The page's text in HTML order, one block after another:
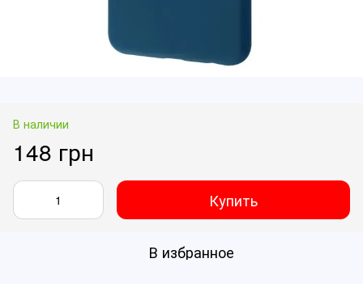
В наличии
148 грн
Купить
В избранное